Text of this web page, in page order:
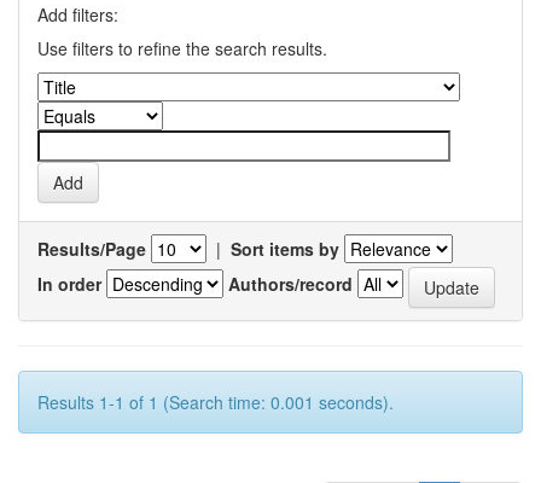
Add filters:
Use filters to refine the search results.
Results/Page | Sort items by
In order
Authors/record
Results 1-1 of 1 (Search time: 0.001 seconds).